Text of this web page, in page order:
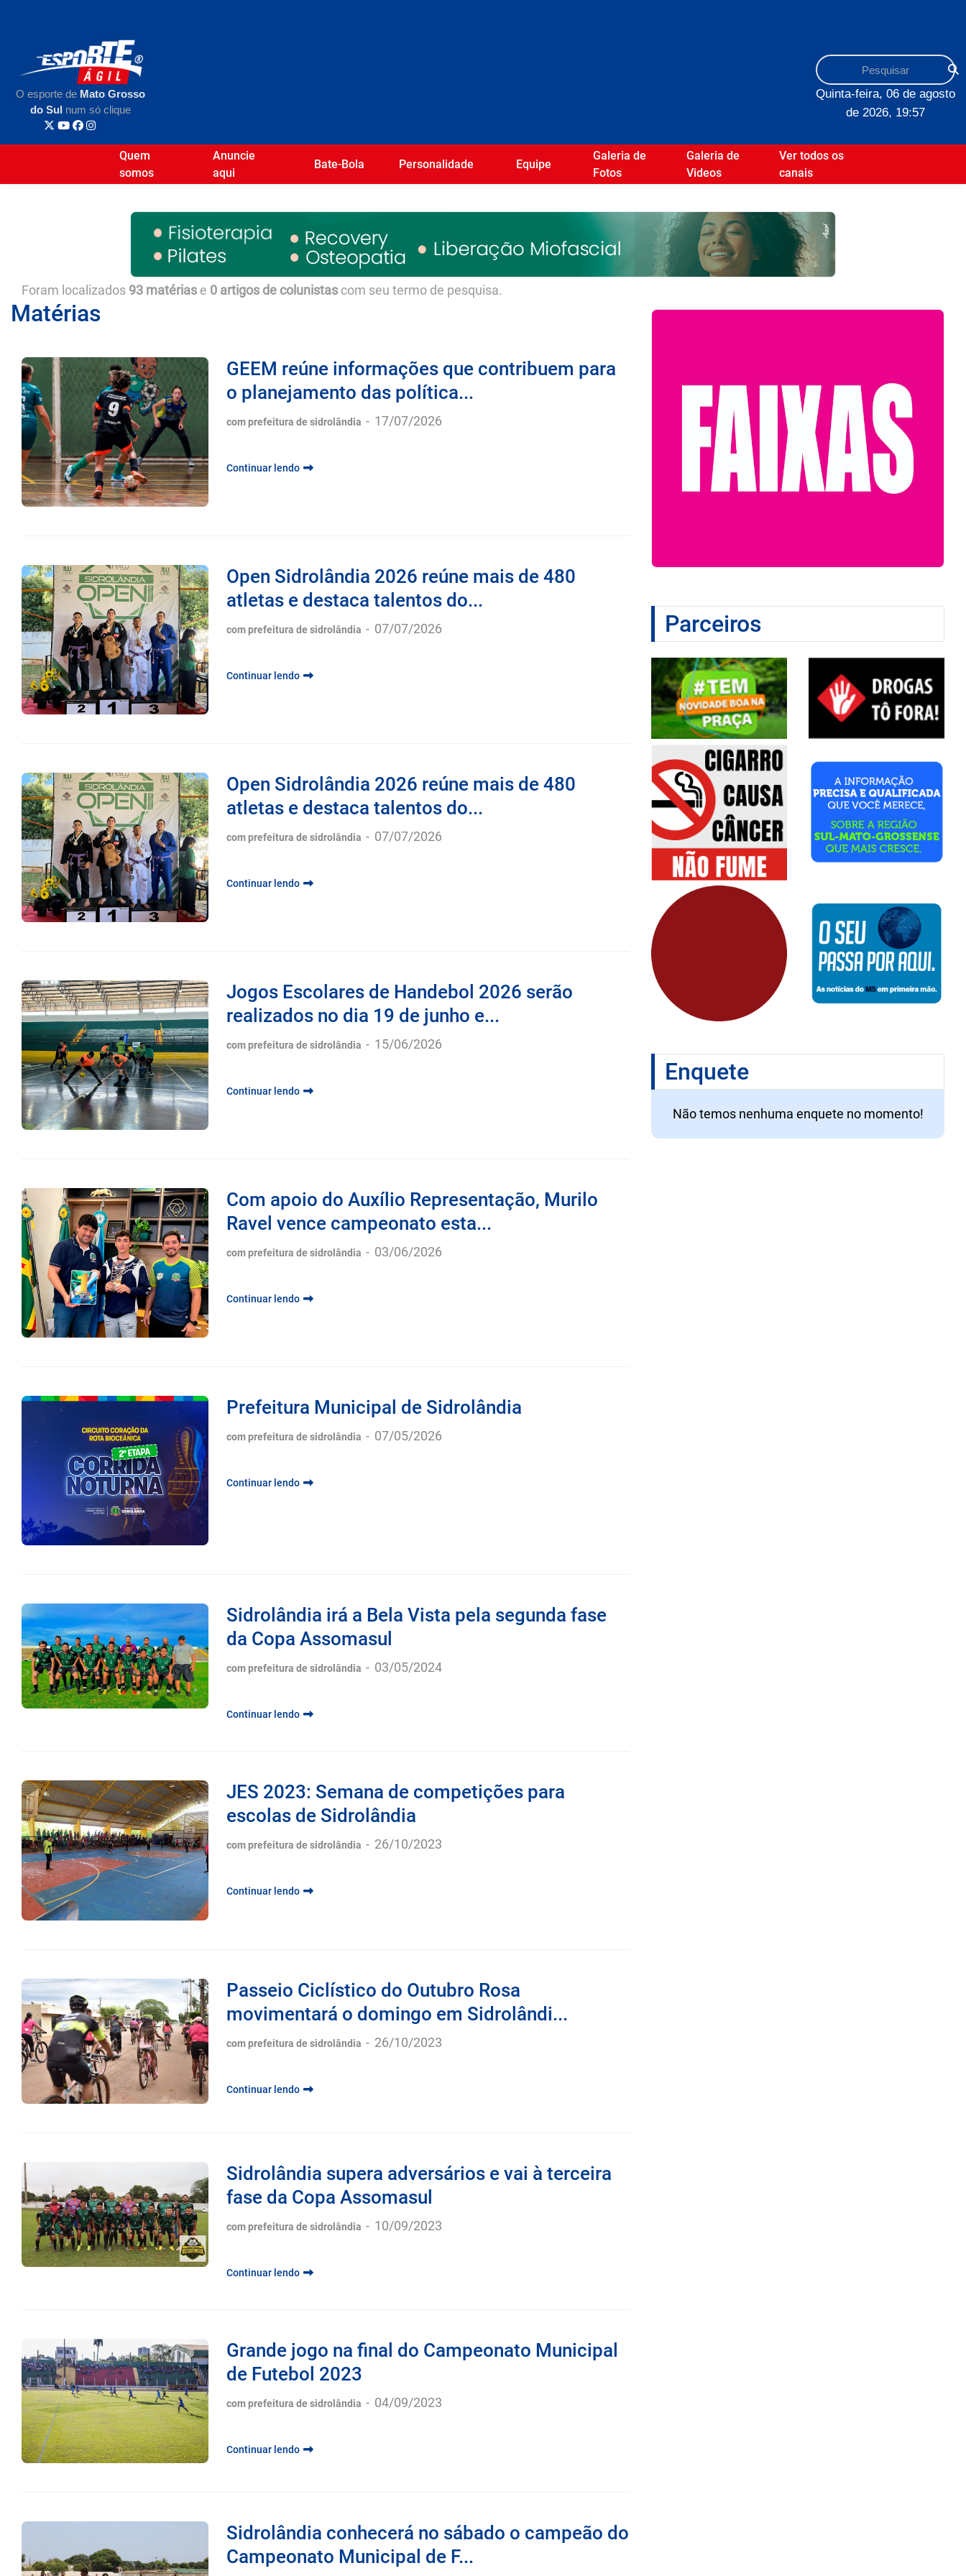
O esporte de Mato Grosso
do Sul num só clique
Quinta-feira, 06 de agosto
de 2026, 19:57
Quem
somos
Anuncie
aqui
Bate-Bola Personalidade Equipe
Galeria de
Fotos
Galeria de
Videos
Ver todos os
canais
Foram localizados 93 matérias e 0 artigos de colunistas com seu termo de pesquisa.
Matérias
GEEM reúne informações que contribuem para
o planejamento das política...
com prefeitura de sidrolândia 17/07/2026
Continuar lendo
Open Sidrolândia 2026 reúne mais de 480
atletas e destaca talentos do...
com prefeitura de sidrolândia 07/07/2026
Continuar lendo
Open Sidrolândia 2026 reúne mais de 480
atletas e destaca talentos do...
com prefeitura de sidrolândia 07/07/2026
Continuar lendo
Jogos Escolares de Handebol 2026 serão
realizados no dia 19 de junho e...
com prefeitura de sidrolândia 15/06/2026
Continuar lendo
Com apoio do Auxílio Representação, Murilo
Ravel vence campeonato esta...
com prefeitura de sidrolândia 03/06/2026
Continuar lendo
Prefeitura Municipal de Sidrolândia
com prefeitura de sidrolândia 07/05/2026
Continuar lendo
Sidrolândia irá a Bela Vista pela segunda fase
da Copa Assomasul
com prefeitura de sidrolândia 03/05/2024
Continuar lendo
JES 2023: Semana de competições para
escolas de Sidrolândia
com prefeitura de sidrolândia 26/10/2023
Continuar lendo
Passeio Ciclístico do Outubro Rosa
movimentará o domingo em Sidrolândi...
com prefeitura de sidrolândia 26/10/2023
Continuar lendo
Sidrolândia supera adversários e vai à terceira
fase da Copa Assomasul
com prefeitura de sidrolândia - 10/09/2023
Continuar lendo
Grande jogo na final do Campeonato Municipal
de Futebol 2023
com prefeitura de sidrolândia - 04/09/2023
Continuar lendo
Sidrolândia conhecerá no sábado o campeão do
Campeonato Municipal de F...
Parceiros
Enquete
Não temos nenhuma enquete no momento!